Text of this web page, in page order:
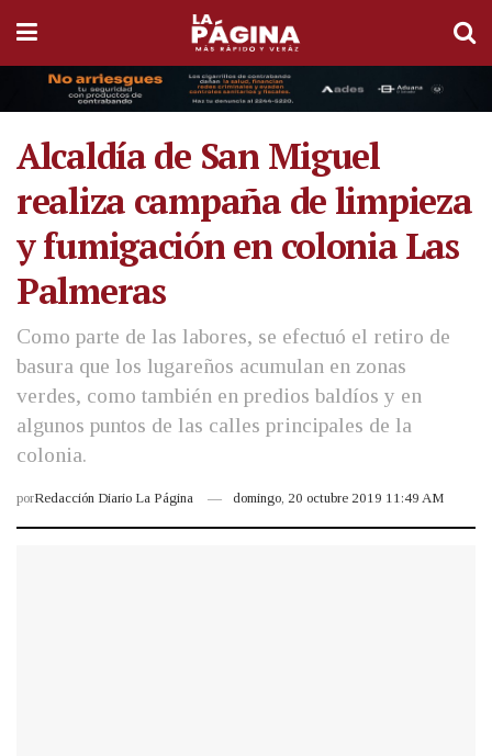
Alcaldía de San Miguel
realiza campaña de limpieza
y fumigación en colonia Las
Palmeras
Como parte de las labores, se efectuó el retiro de
basura que los lugareños acumulan en zonas
verdes, como también en predios baldíos y en
algunos puntos de las calles principales de la
colonia.
porRedacción Diario La Página domingo, 20 octubre 2019 11:49 AM